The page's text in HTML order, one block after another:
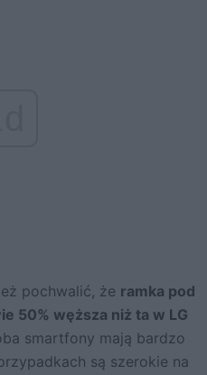
pochwalić, że ramka pod
50% węższa niż ta w LG
smartfony mają bardzo
są szerokie na